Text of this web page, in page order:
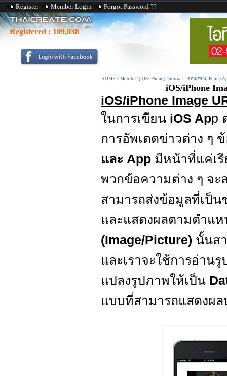
Register Member Login Forgot Password ??
Registered : 109,038
HOME > Mobile > [iOS/iPhone] Tutorials - สอนเขียน iPhone
iOS/iPhone
iOS/iPhone Image
ในการเขียน iOS App
การอัพเดดข่าวต่าง ๆ
และ App มีหน้าที่แค่เ
พวกข้อความต่าง ๆ จ
สามารถส่งข้อมูลที่เป็
และแสดงผลตามตำแห
(Image/Picture) นั้นส
และเราจะใช้การอ่าน
แปลงรูปภาพให้เป็น
แบบที่สามารถแสดงผ